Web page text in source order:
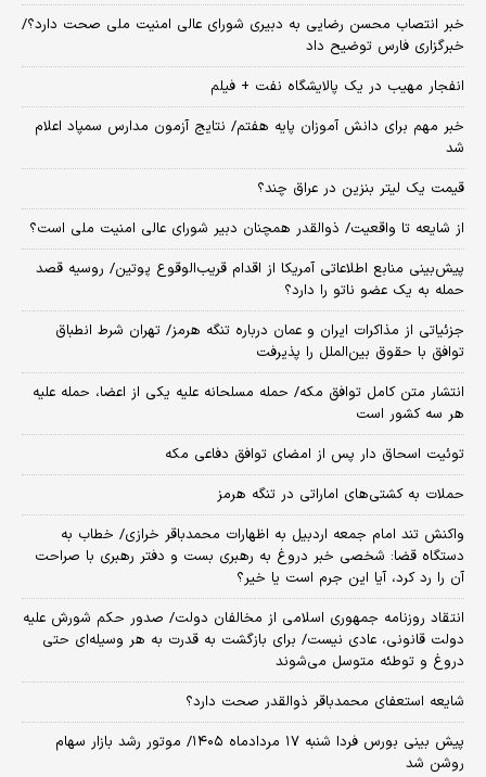
خبر انتصاب محسن رضایی به دبیری شورای عالی امنیت ملی صحت دارد؟/
خبرگزاری فارس توضیح داد
انفجار مهیب در یک پالایشگاه نفت + فیلم
خبر مهم برای دانش آموزان پایه هفتم/ نتایج آزمون مدارس سمپاد اعلام
شد
قیمت یک لیتر بنزین در عراق چند؟
از شایعه تا واقعیت/ ذوالقدر همچنان دبیر شورای ‌عالی امنیت ملی است؟
پیش‌بینی منابع اطلاعاتی آمریکا از اقدام قریب‌الوقوع پوتین/ روسیه قصد
حمله به یک عضو ناتو را دارد؟
جزئیاتی از مذاکرات ایران و عمان درباره تنگه هرمز/ تهران شرط انطباق
توافق با حقوق بین‌الملل را پذیرفت
انتشار متن کامل توافق مکه/ حمله مسلحانه علیه یکی از اعضا، حمله علیه
هر سه کشور است
توئیت اسحاق دار پس از امضای توافق دفاعی مکه
حملات به کشتی‌های اماراتی در تنگه هرمز
واکنش تند امام جمعه اردبیل به اظهارات محمدباقر خرازی/ خطاب به
دستگاه قضا: شخصی خبر دروغ به رهبری بست و دفتر رهبری با صراحت
آن را رد کرد، آیا این جرم است یا خیر؟
انتقاد روزنامه جمهوری اسلامی از مخالفان دولت/ صدور حکم شورش علیه
دولت قانونی، عادی نیست/ برای بازگشت به قدرت به هر وسیله‌ای حتی
دروغ و توطئه متوسل می‌شوند
شایعه استعفای محمدباقر ذوالقدر صحت دارد؟
پیش بینی بورس فردا شنبه ۱۷ مردادماه ۱۴۰۵/ موتور رشد بازار سهام
روشن شد